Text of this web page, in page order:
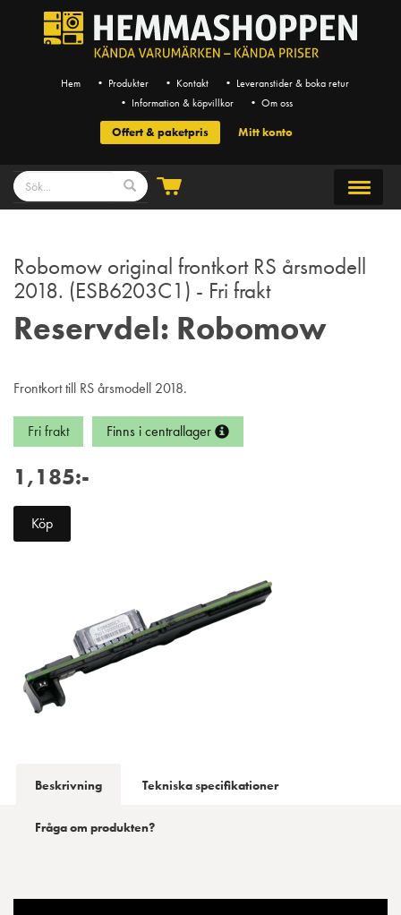
Hem • Produkter • Kontakt
• Leveranstider & boka retur
• Information & köpvillkor
• Om oss
Offert & paketpris Mitt konto
Robomow original frontkort RS årsmodell
2018. (ESB6203C1) - Fri frakt
Reservdel: Robomow
Frontkort till RS årsmodell 2018.
Fri frakt Finns i centrallager
1,185:-
Köp
Beskrivning Tekniska specifikationer
Fråga om produkten?